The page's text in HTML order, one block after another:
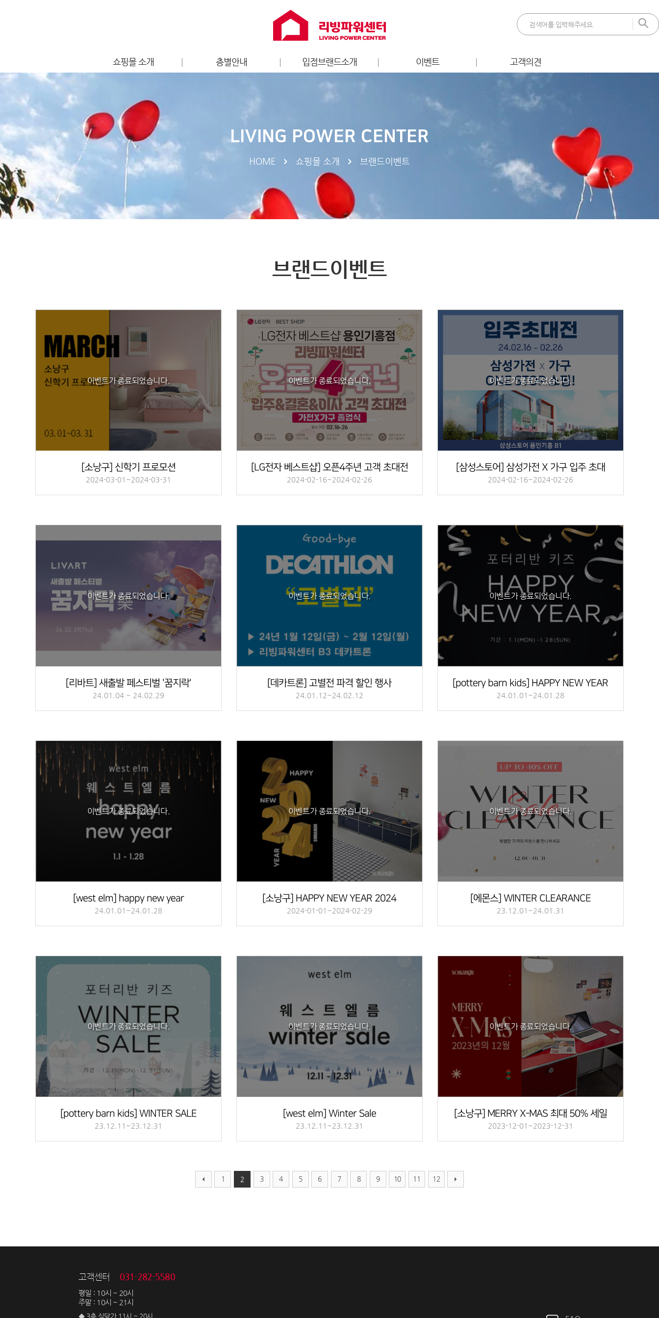
쇼핑몰 소개
편의시설 안내
찾아오시는 길
층별안내 입점브랜드소개
엔터테인먼트
스포츠
서비스
푸드/카페
이벤트
브랜드 이벤트
고객의견
LIVING POWER CENTER
HOME 쇼핑몰 소개 브랜드이벤트
브랜드이벤트
이벤트가 종료되었습니다.
[소낭구] 신학기 프로모션
2024-03-01~2024-03-31
이벤트가 종료되었습니다.
[LG전자 베스트샵] 오픈4주년 고객 초대전
2024-02-16~2024-02-26
이벤트가 종료되었습니다.
[삼성스토어] 삼성가전 X 가구 입주 초대
2024-02-16~2024-02-26
이벤트가 종료되었습니다.
[리바트] 새출발 페스티벌 '꿈지락'
24.01.04 ~ 24.02.29
이벤트가 종료되었습니다.
[데카트론] 고별전 파격 할인 행사
24.01.12~24.02.12
이벤트가 종료되었습니다.
[pottery barn kids] HAPPY NEW YEAR
24.01.01~24.01.28
이벤트가 종료되었습니다.
[west elm] happy new year
24.01.01~24.01.28
이벤트가 종료되었습니다.
[소낭구] HAPPY NEW YEAR 2024
2024-01-01~2024-02-29
이벤트가 종료되었습니다.
[에몬스] WINTER CLEARANCE
23.12.01~24.01.31
이벤트가 종료되었습니다.
[pottery barn kids] WINTER SALE
23.12.11~23.12.31
이벤트가 종료되었습니다.
[west elm] Winter Sale
23.12.11~23.12.31
이벤트가 종료되었습니다.
[소낭구] MERRY X-MAS 최대 50% 세일
2023-12-01~2023-12-31
1 2 3 4 5 6 7 8 9 10 11 12
고객센터 031-282-5580
평일 : 10시 ~ 20시
주말 : 10시 ~ 21시
◆ 3층 식당가 11시 ~ 20시